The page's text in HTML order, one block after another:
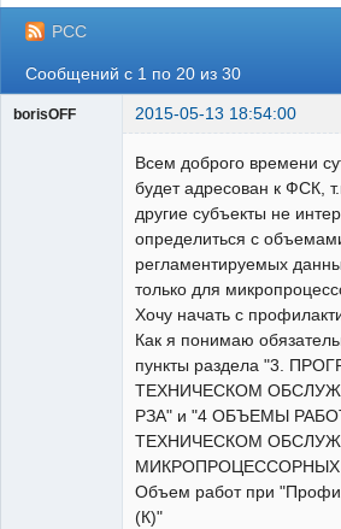
РСС
Сообщений с 1 по 20 из 30
borisOFF 2015-05-13 18:54:00
Всем доброго времени
будет адресован к ФСК,
другие субъекты не
определиться с
регламентируемых
только для
Хочу начать с
Как я понимаю
пункты раздела "3.
ТЕХНИЧЕСКОМ
РЗА" и "4 ОБЪЕМЫ
ТЕХНИЧЕСКОМ
МИКРОПРОЦЕССОРНЫХ
Объем работ при
(К)"